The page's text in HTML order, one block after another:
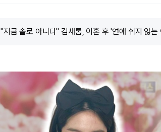
"지금 솔로 아니다" 김새롬, 이혼 후 '연애 쉬지 않는